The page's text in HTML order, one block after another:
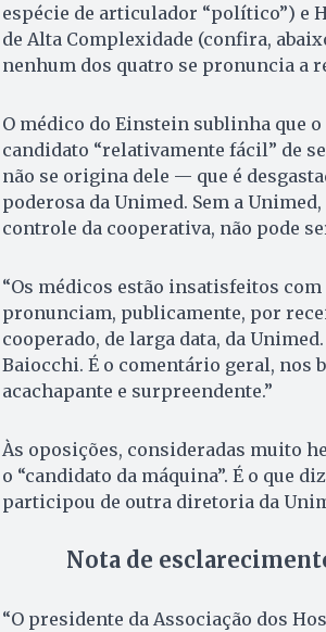
espécie de articulador “político”) e
de Alta Complexidade (confira,
nenhum dos quatro se pronuncia a
O médico do Einstein sublinha que
candidato “relativamente fácil” de
não se origina dele — que é
poderosa da Unimed. Sem a
controle da cooperativa, não pode
“Os médicos estão insatisfeitos
pronunciam, publicamente, por
cooperado, de larga data, da
Baiocchi. É o comentário geral, nos
acachapante e surpreendente.”
Às oposições, consideradas muito
o “candidato da máquina”. É o que
participou de outra diretoria da
Nota de
“O presidente da Associação dos